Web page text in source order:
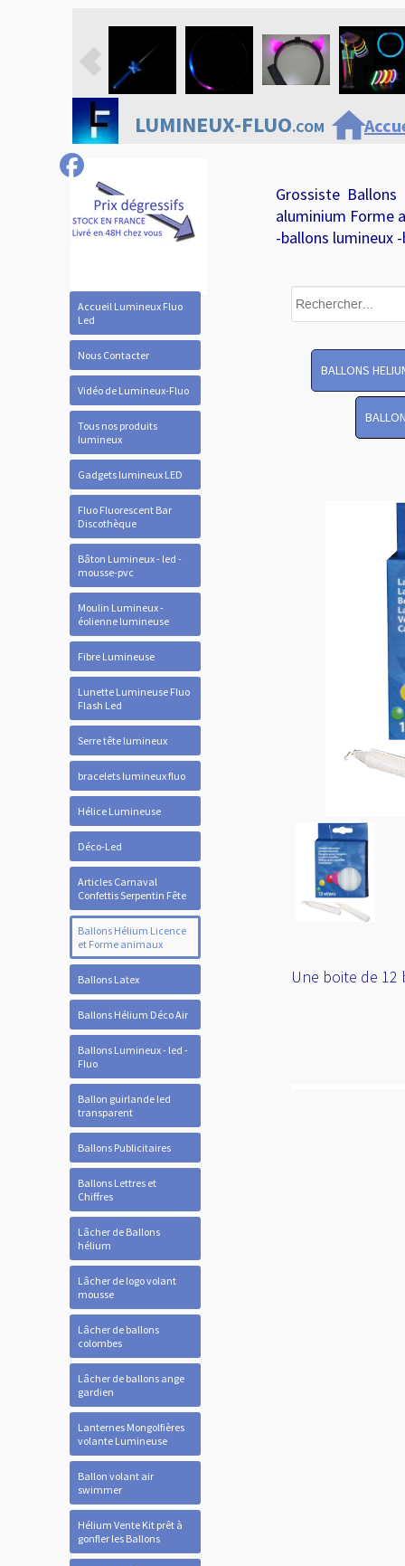
Accueil Lumineux Fluo
Led
Nous Contacter
Vidéo de Lumineux-Fluo
Tous nos produits
lumineux
Gadgets lumineux LED
Fluo Fluorescent Bar
Discothèque
Bâton Lumineux - led -
mousse-pvc
Moulin Lumineux -
éolienne lumineuse
Fibre Lumineuse
Lunette Lumineuse Fluo
Flash Led
Serre tête lumineux
bracelets lumineux fluo
Hélice Lumineuse
Déco-Led
Articles Carnaval
Confettis Serpentin Fête
Ballons Hélium Licence
et Forme animaux
Ballons Latex
Ballons Hélium Déco Air
Ballons Lumineux - led -
Fluo
Ballon guirlande led
transparent
Ballons Publicitaires
Ballons Lettres et
Chiffres
Lâcher de Ballons
hélium
Lâcher de logo volant
mousse
Lâcher de ballons
colombes
Lâcher de ballons ange
gardien
Lanternes Mongolfières
volante Lumineuse
Ballon volant air
swimmer
Hélium Vente Kit prêt à
gonfler les Ballons
LUMINEUX-FLUO.COMhome
Grossiste
aluminium Forme
-ballons lumineux
BALLONS
Une boite de